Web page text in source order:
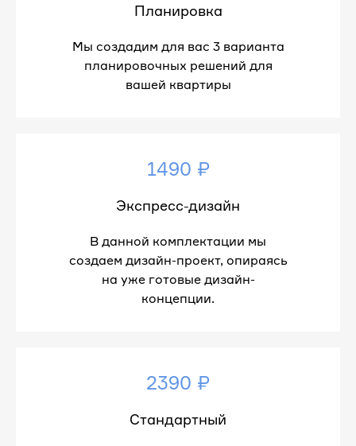
Планировка
Мы создадим для вас 3 варианта
планировочных решений для
вашей квартиры
1490 ₽
Экспресс-дизайн
В данной комплектации мы
создаем дизайн-проект, опираясь
на уже готовые дизайн-
концепции.
2390 ₽
Стандартный